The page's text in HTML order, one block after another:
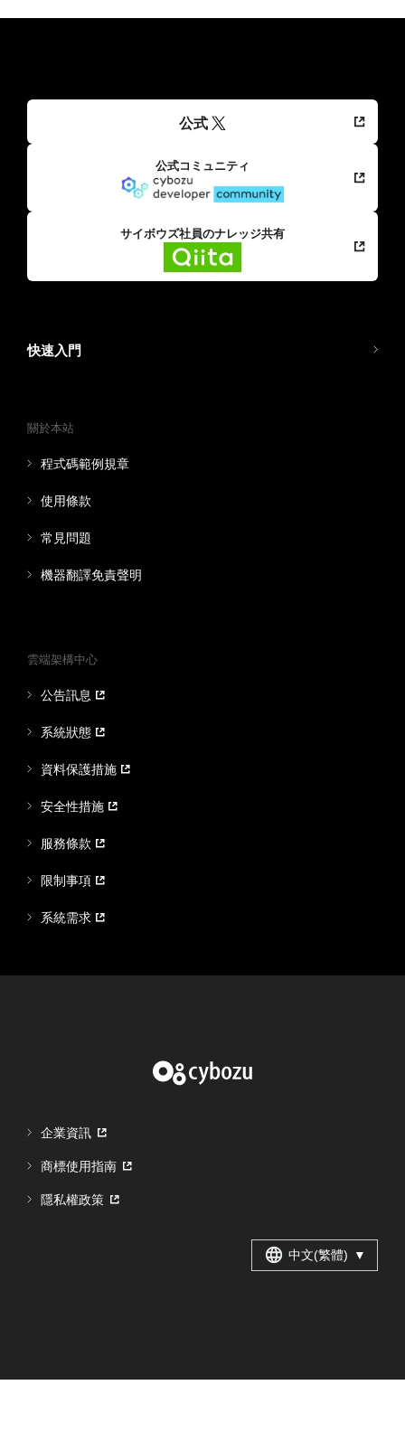
公式
公式コミュニティ
サイボウズ社員のナレッジ共有
快速入門
關於本站
程式碼範例規章
使用條款
常見問題
機器翻譯免責聲明
雲端架構中心
公告訊息
系統狀態
資料保護措施
安全性措施
服務條款
限制事項
系統需求
企業資訊
商標使用指南
隱私權政策
中文(繁體) ▼